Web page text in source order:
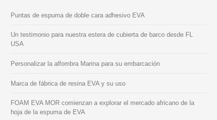
Puntas de espuma de doble cara adhesivo EVA
Un testimonio para nuestra estera de cubierta de barco desde FL
USA
Personalizar la alfombra Marina para su embarcación
Marca de fábrica de resina EVA y su uso
FOAM EVA MOR comienzan a explorar el mercado africano de la
hoja de la espuma de EVA